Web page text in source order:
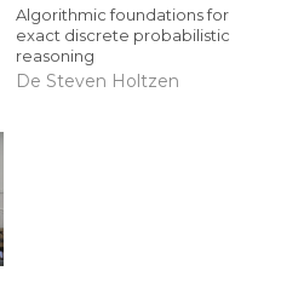
Algorithmic foundations for
exact discrete probabilistic
reasoning
De Steven Holtzen